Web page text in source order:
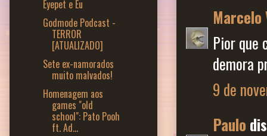
Marcelo
Pior que
demora
9 de
Paulo
Eyepet e Eu
Godmode Podcast -
TERROR
[ATUALIZADO]
Sete ex-namorados
muito malvados!
Homenagem aos
games "old
school": Pato Pooh
ft. Ad...